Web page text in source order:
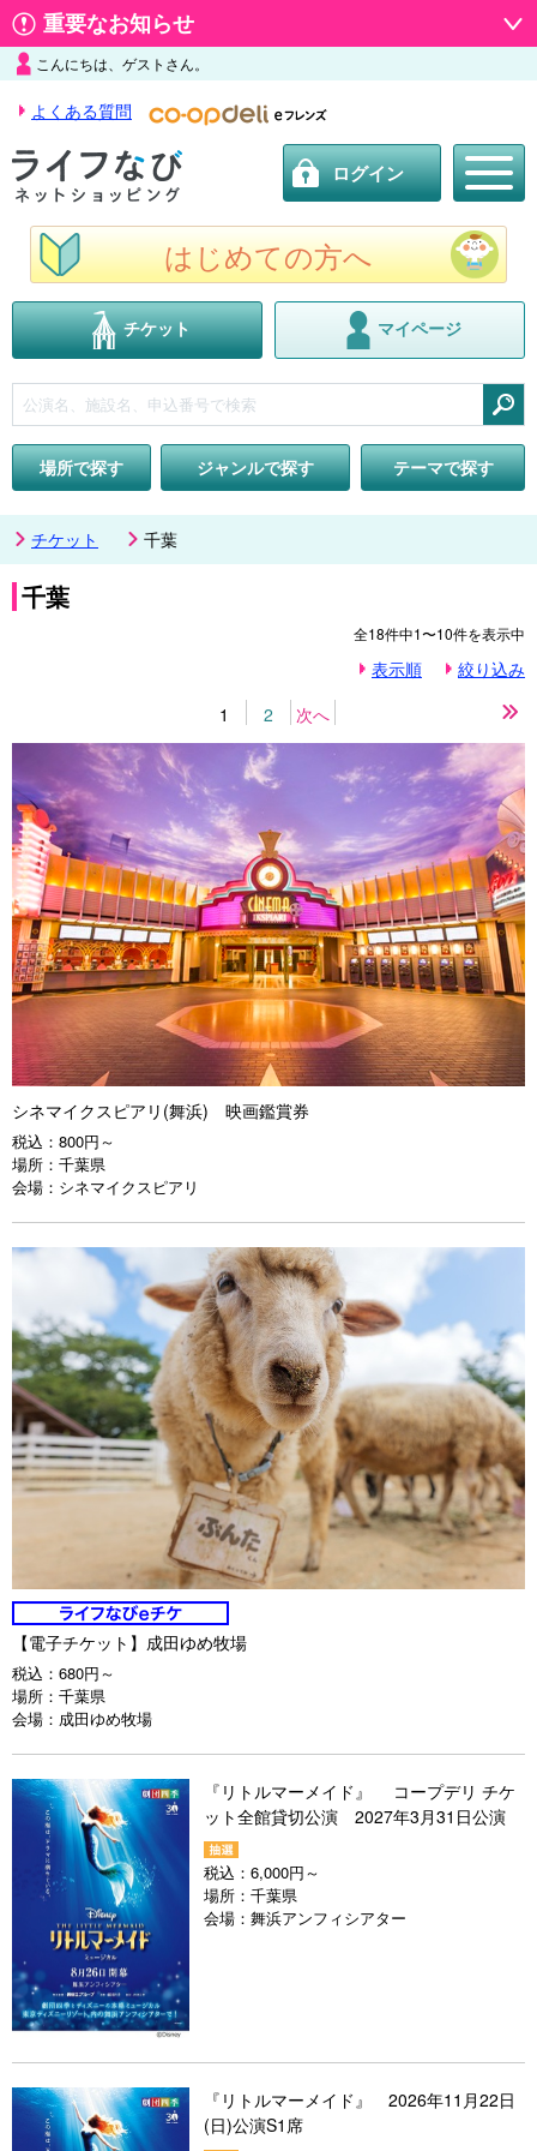
重要なお知らせ
こんにちは、ゲストさん。
よくある質問
ログイン
はじめての方へ
チケット マイページ
場所で探す
ジャンルで探す テーマで探す
チケット 千葉
千葉
全18件中1〜10件を表示中
表示順
絞り込み
1
2 次へ
後
の
ペ
ー
ジ
シネマイクスピアリ(舞浜) 映画鑑賞券
税込： 800円～
場所： 千葉県
会場： シネマイクスピアリ
【電子チケット】成田ゆめ牧場
税込： 680円～
場所： 千葉県
会場： 成田ゆめ牧場
『リトルマーメイド』 コープデリ チケ
ット全館貸切公演 2027年3月31日公演
税込： 6,000円～
場所： 千葉県
会場： 舞浜アンフィシアター
『リトルマーメイド』 2026年11月22日
(日)公演S1席